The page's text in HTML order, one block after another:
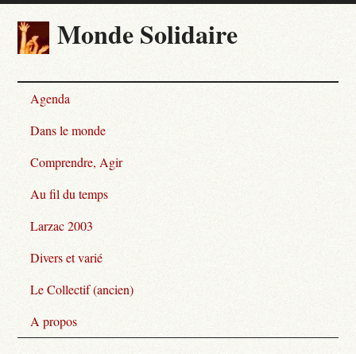
Monde Solidaire
Agenda
Dans le monde
Comprendre, Agir
Au fil du temps
Larzac 2003
Divers et varié
Le Collectif (ancien)
A propos